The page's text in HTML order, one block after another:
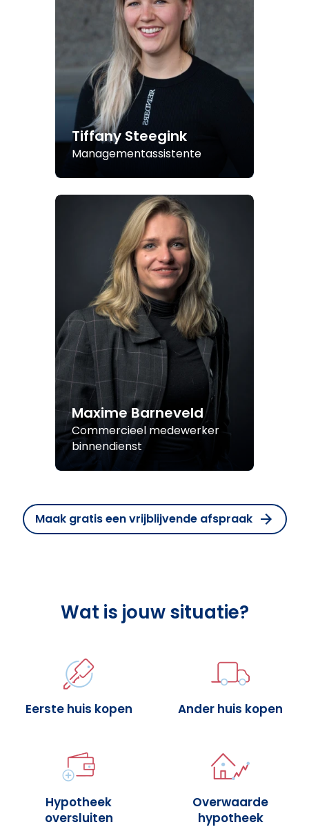
Tiffany Steegink
Managementassistente
Maxime Barneveld
Commercieel medewerker
binnendienst
Maak gratis een vrijblijvende afspraak
Wat is jouw situatie?
Eerste huis kopen Ander huis kopen
Hypotheek
oversluiten
Overwaarde
hypotheek